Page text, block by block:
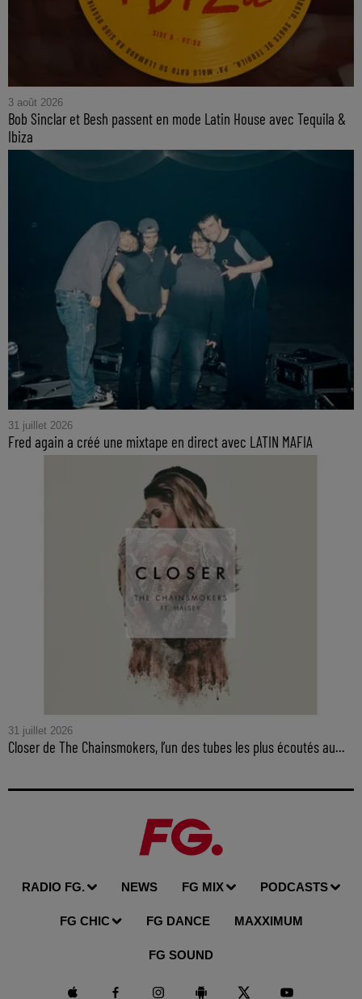
3 août 2026
Bob Sinclar et Besh passent en mode Latin House avec Tequila &
Ibiza
31 juillet 2026
Fred again a créé une mixtape en direct avec LATIN MAFIA
31 juillet 2026
Closer de The Chainsmokers, l’un des tubes les plus écoutés au...
RADIO FG. NEWS FG MIX PODCASTS
FG CHIC FG DANCE MAXXIMUM
FG SOUND